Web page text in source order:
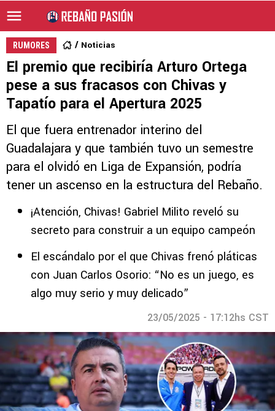
RUMORES Noticias
El premio que recibiría Arturo Ortega
pese a sus fracasos con Chivas y
Tapatío para el Apertura 2025
El que fuera entrenador interino del
Guadalajara y que también tuvo un semestre
para el olvidó en Liga de Expansión, podría
tener un ascenso en la estructura del Rebaño.
¡Atención, Chivas! Gabriel Milito reveló su
secreto para construir a un equipo campeón
El escándalo por el que Chivas frenó pláticas
con Juan Carlos Osorio: “No es un juego, es
algo muy serio y muy delicado”
23/05/2025 - 17:12hs CST